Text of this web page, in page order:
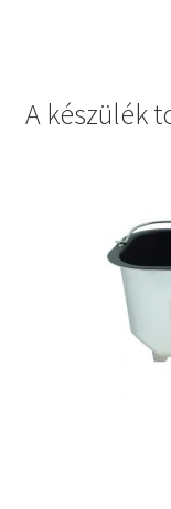
A készülék